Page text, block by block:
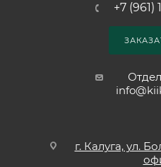
+7 (961)
г. Калуга, ул.